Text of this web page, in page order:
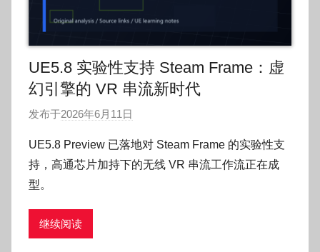
UE5.8 实验性支持 Steam Frame：虚
幻引擎的 VR 串流新时代
发布于2026年6月11日
:
O
UE5.8 Preview 已落地对 Steam Frame 的实验性支
持，高通芯片加持下的无线 VR 串流工作流正在成
型。
继续阅读